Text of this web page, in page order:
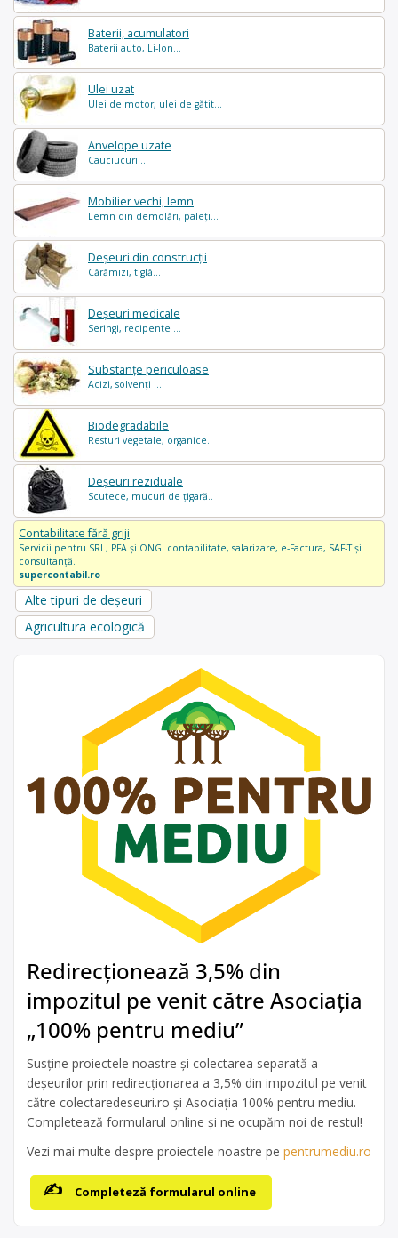
Baterii, acumulatori
Baterii auto, Li-Ion...
Ulei uzat
Ulei de motor, ulei de gătit...
Anvelope uzate
Cauciucuri...
Mobilier vechi, lemn
Lemn din demolări, paleți...
Deșeuri din construcții
Cărămizi, tiglă...
Deșeuri medicale
Seringi, recipente ...
Substanțe periculoase
Acizi, solvenți ...
Biodegradabile
Resturi vegetale, organice..
Deșeuri reziduale
Scutece, mucuri de țigară..
Contabilitate fără griji
Servicii pentru SRL, PFA și ONG: contabilitate, salarizare, e-Factura, SAF-T și
consultanță.
supercontabil.ro
Alte tipuri de deșeuri
Agricultura ecologică
Redirecționează 3,5% din
impozitul pe venit către Asociația
„100% pentru mediu”
Susține proiectele noastre și colectarea separată a
deșeurilor prin redirecționarea a 3,5% din impozitul pe venit
către colectaredeseuri.ro și Asociația 100% pentru mediu.
Completează formularul online și ne ocupăm noi de restul!
Vezi mai multe despre proiectele noastre pe pentrumediu.ro
Completeză formularul online